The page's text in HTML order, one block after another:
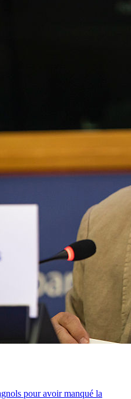
pour avoir manqué la